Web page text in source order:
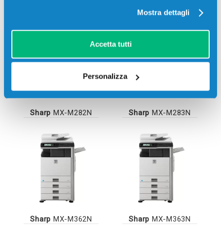
Mostra dettagli
Accetta tutti
Personalizza
Sharp MX-M282N Sharp MX-M283N
Sharp MX-M362N Sharp MX-M363N